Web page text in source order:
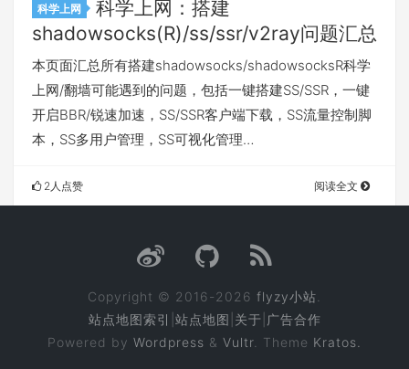
科学上网
科学上网：搭建
shadowsocks(R)/ss/ssr/v2ray问题汇总
本页面汇总所有搭建shadowsocks/shadowsocksR科学
上网/翻墙可能遇到的问题，包括一键搭建SS/SSR，一键
开启BBR/锐速加速，SS/SSR客户端下载，SS流量控制脚
本，SS多用户管理，SS可视化管理…
2人点赞 阅读全文
Copyright © 2016-2026 flyzy小站
站点地图索引 站点地图 关于 广告合作
Powered by Wordpress & Vultr . Theme Kratos.